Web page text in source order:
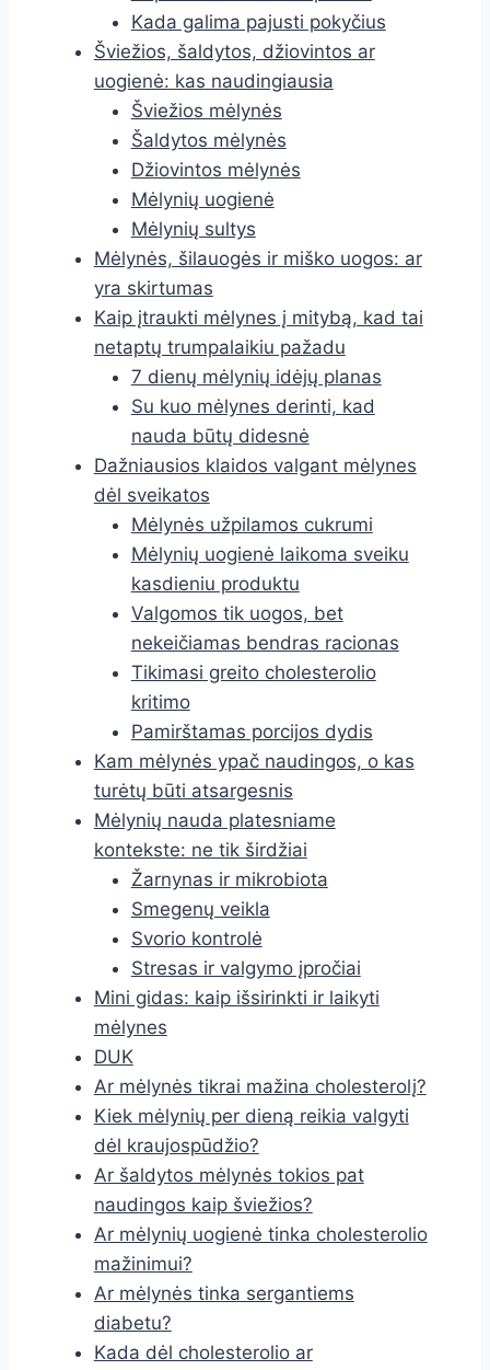
Kada galima pajusti pokyčius
Šviežios, šaldytos, džiovintos ar
uogienė: kas naudingiausia
Šviežios mėlynės
Šaldytos mėlynės
Džiovintos mėlynės
Mėlynių uogienė
Mėlynių sultys
Mėlynės, šilauogės ir miško uogos: ar
yra skirtumas
Kaip įtraukti mėlynes į mitybą, kad tai
netaptų trumpalaikiu pažadu
7 dienų mėlynių idėjų planas
Su kuo mėlynes derinti, kad
nauda būtų didesnė
Dažniausios klaidos valgant mėlynes
dėl sveikatos
Mėlynės užpilamos cukrumi
Mėlynių uogienė laikoma sveiku
kasdieniu produktu
Valgomos tik uogos, bet
nekeičiamas bendras racionas
Tikimasi greito cholesterolio
kritimo
Pamirštamas porcijos dydis
Kam mėlynės ypač naudingos, o kas
turėtų būti atsargesnis
Mėlynių nauda platesniame
kontekste: ne tik širdžiai
Žarnynas ir mikrobiota
Smegenų veikla
Svorio kontrolė
Stresas ir valgymo įpročiai
Mini gidas: kaip išsirinkti ir laikyti
mėlynes
DUK
Ar mėlynės tikrai mažina cholesterolį?
Kiek mėlynių per dieną reikia valgyti
dėl kraujospūdžio?
Ar šaldytos mėlynės tokios pat
naudingos kaip šviežios?
Ar mėlynių uogienė tinka cholesterolio
mažinimui?
Ar mėlynės tinka sergantiems
diabetu?
Kada dėl cholesterolio ar